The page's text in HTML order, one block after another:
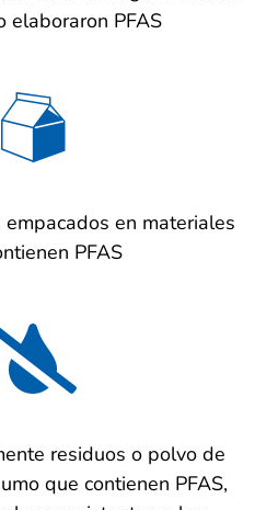
elaboraron PFAS
en materiales
PFAS
residuos o polvo de
que contienen PFAS,